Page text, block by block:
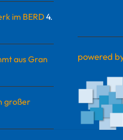
im BERD4.
aus Gran
großer
powered